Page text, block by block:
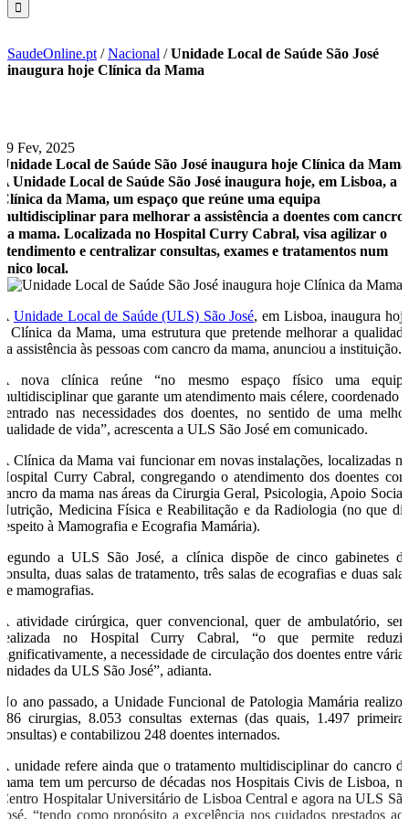
SaudeOnline.pt /Nacional /Unidade Local de Saúde São José
inaugura hoje Clínica da Mama
19 Fev, 2025
Unidade Local de Saúde São José inaugura hoje Clínica da Mama
A Unidade Local de Saúde São José inaugura hoje, em Lisboa, a
Clínica da Mama, um espaço que reúne uma equipa
multidisciplinar para melhorar a assistência a doentes com cancro
da mama. Localizada no Hospital Curry Cabral, visa agilizar o
atendimento e centralizar consultas, exames e tratamentos num
único local.
A Unidade Local de Saúde (ULS) São José, em Lisboa, inaugura hoje
a Clínica da Mama, uma estrutura que pretende melhorar a qualidade
da assistência às pessoas com cancro da mama, anunciou a instituição.
A nova clínica reúne “no mesmo espaço físico uma equipa
multidisciplinar que garante um atendimento mais célere, coordenado e
centrado nas necessidades dos doentes, no sentido de uma melhor
qualidade de vida”, acrescenta a ULS São José em comunicado.
A Clínica da Mama vai funcionar em novas instalações, localizadas no
Hospital Curry Cabral, congregando o atendimento dos doentes com
cancro da mama nas áreas da Cirurgia Geral, Psicologia, Apoio Social,
Nutrição, Medicina Física e Reabilitação e da Radiologia (no que diz
respeito à Mamografia e Ecografia Mamária).
Segundo a ULS São José, a clínica dispõe de cinco gabinetes de
consulta, duas salas de tratamento, três salas de ecografias e duas salas
de mamografias.
A atividade cirúrgica, quer convencional, quer de ambulatório, será
realizada no Hospital Curry Cabral, “o que permite reduzir,
significativamente, a necessidade de circulação dos doentes entre várias
unidades da ULS São José”, adianta.
No ano passado, a Unidade Funcional de Patologia Mamária realizou
286 cirurgias, 8.053 consultas externas (das quais, 1.497 primeiras
consultas) e contabilizou 248 doentes internados.
A unidade refere ainda que o tratamento multidisciplinar do cancro da
mama tem um percurso de décadas nos Hospitais Civis de Lisboa, no
Centro Hospitalar Universitário de Lisboa Central e agora na ULS São
José, “tendo como propósito a excelência nos cuidados prestados aos